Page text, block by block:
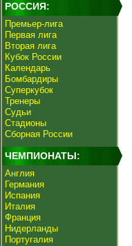
РОССИЯ:
Премьер-лига
Первая лига
Вторая лига
Кубок России
Календарь
Бомбардиры
Суперкубок
Тренеры
Судьи
Стадионы
Сборная России
ЧЕМПИОНАТЫ:
Англия
Германия
Испания
Италия
Франция
Нидерланды
Португалия